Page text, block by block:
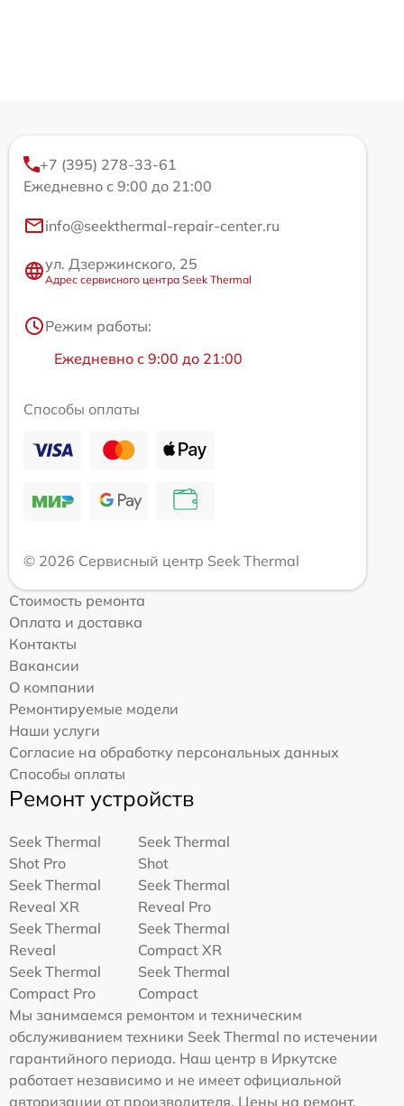
+7 (395) 278-33-61
Ежедневно с 9:00 до 21:00
info@seekthermal-repair-center.ru
ул. Дзержинского, 25
Адрес сервисного центра Seek Thermal
Режим работы:
Ежедневно с 9:00 до 21:00
Способы оплаты
© 2026 Сервисный центр Seek Thermal
Стоимость ремонта
Оплата и доставка
Контакты
Вакансии
О компании
Ремонтируемые модели
Наши услуги
Согласие на обработку персональных данных
Способы оплаты
Ремонт устройств
Seek Thermal
Shot Pro
Seek Thermal
Shot
Seek Thermal
Reveal XR
Seek Thermal
Reveal Pro
Seek Thermal
Reveal
Seek Thermal
Compact XR
Seek Thermal
Compact Pro
Seek Thermal
Compact
Мы занимаемся ремонтом и техническим
обслуживанием техники Seek Thermal по истечении
гарантийного периода. Наш центр в Иркутске
работает независимо и не имеет официальной
авторизации от производителя. Цены на ремонт,